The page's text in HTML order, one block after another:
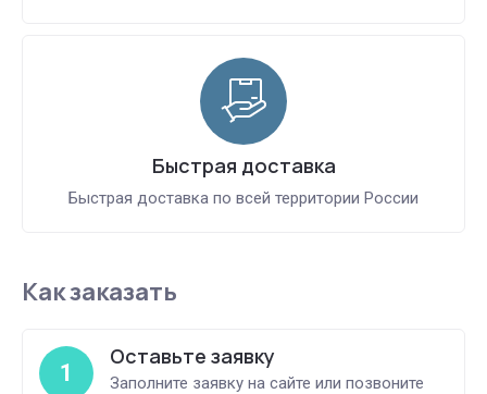
Быстрая доставка
Быстрая доставка по всей территории России
Как заказать
1
Оставьте заявку
Заполните заявку на сайте или позвоните